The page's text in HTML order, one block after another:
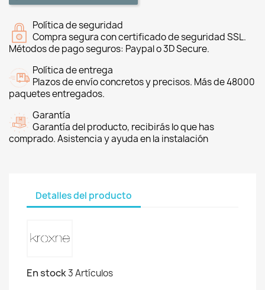
Política de seguridad
Compra segura con certificado de seguridad SSL.
Métodos de pago seguros: Paypal o 3D Secure.
Política de entrega
Plazos de envío concretos y precisos. Más de 48000
paquetes entregados.
Garantía
Garantía del producto, recibirás lo que has
comprado. Asistencia y ayuda en la instalación
Detalles del producto
En stock3 Artículos